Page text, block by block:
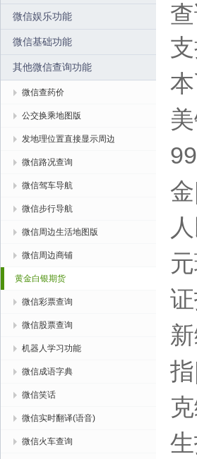
微信娱乐功能
微信基础功能
其他微信查询功能
微信查药价
公交换乘地图版
发地理位置直接显示周边
微信路况查询
微信驾车导航
微信步行导航
微信周边生活地图版
微信周边商铺
黄金白银期货
微信彩票查询
微信股票查询
机器人学习功能
微信成语字典
微信笑话
微信实时翻译(语音)
微信火车查询